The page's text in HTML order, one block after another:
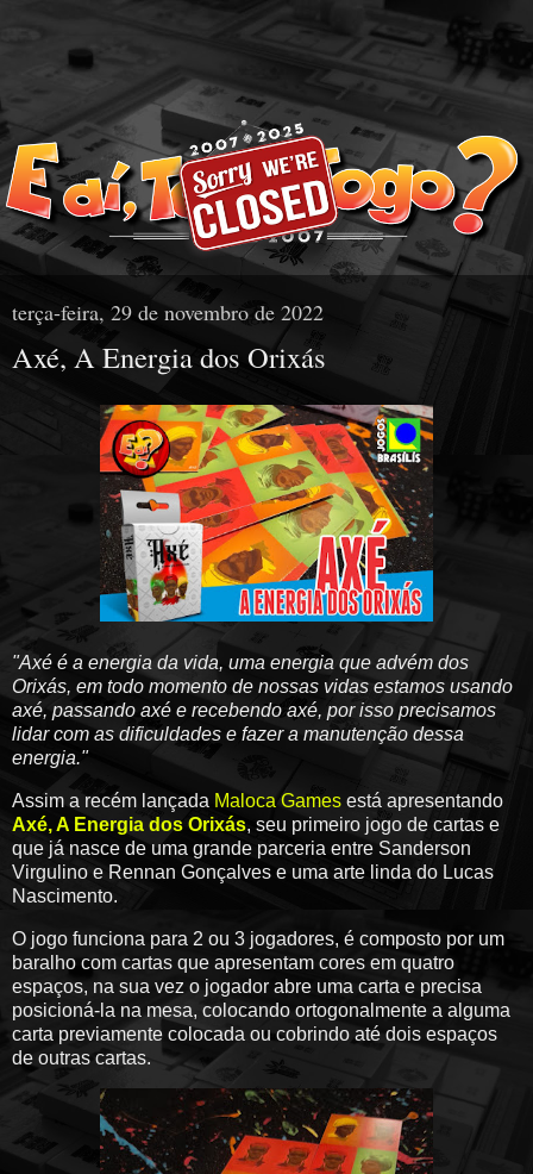
terça-feira, 29 de novembro de 2022
Axé, A Energia dos Orixás
"Axé é a energia da vida, uma energia que advém dos
Orixás, em todo momento de nossas vidas estamos usando
axé, passando axé e recebendo axé, por isso precisamos
lidar com as dificuldades e fazer a manutenção dessa
energia."
Assim a recém lançada Maloca Games está apresentando
Axé, A Energia dos Orixás, seu primeiro jogo de cartas e
que já nasce de uma grande parceria entre Sanderson
Virgulino e Rennan Gonçalves e uma arte linda do Lucas
Nascimento.
O jogo funciona para 2 ou 3 jogadores, é composto por um
baralho com cartas que apresentam cores em quatro
espaços, na sua vez o jogador abre uma carta e precisa
posicioná-la na mesa, colocando ortogonalmente a alguma
carta previamente colocada ou cobrindo até dois espaços
de outras cartas.